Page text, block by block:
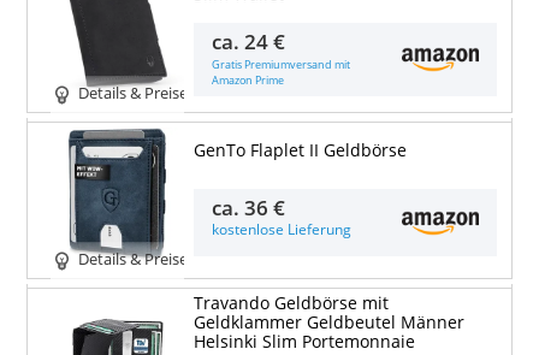
Details & Preise
ca.24 €
Gratis Premiumversand mit
Amazon Prime
Details & Preise
GenTo Flaplet II Geldbörse
ca.36 €
kostenlose Lieferung
Travando Geldbörse mit
Geldklammer Geldbeutel Männer
Helsinki Slim Portemonnaie